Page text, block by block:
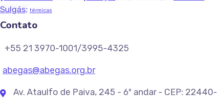
Sulgás; térmicas
Contato
+55 21 3970-1001/3995-4325
abegas@abegas.org.br
Av. Ataulfo de Paiva, 245 - 6º andar - CEP: 22440-